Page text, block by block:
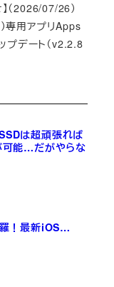
（2026/07/26）
専用アプリApps
プデート（v2.2.8
は超頑張れば
可能…だがやらな
羅！最新iOS…